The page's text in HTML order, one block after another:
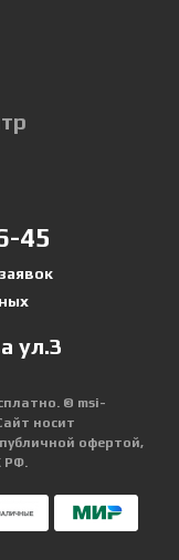
45
ул.3
© msi-
носит
офертой,
РФ.